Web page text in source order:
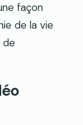
façon
de la vie
de